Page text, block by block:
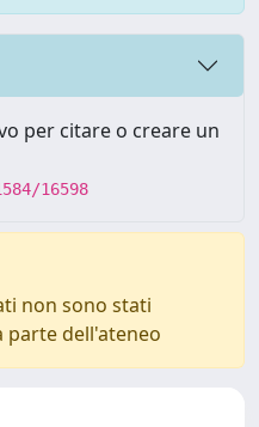
per citare o creare un
16598
non sono stati
parte dell'ateneo